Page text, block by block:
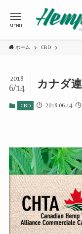
MENU
ホーム CBD
カナダ
2018
6/14
CBD 2018.06.14